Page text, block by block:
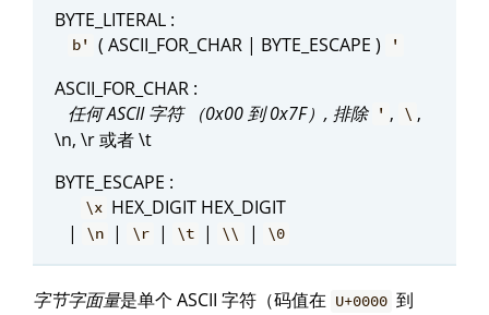
BYTE_LITERAL :
b' ( ASCII_FOR_CHAR | BYTE_ESCAPE ) '
ASCII_FOR_CHAR :
任何 ASCII 字符 （0x00 到 0x7F）, 排除
' , \ ,
\n, \r 或者 \t
BYTE_ESCAPE :
\x HEX_DIGIT HEX_DIGIT
|
\n | \r | \t | \\ | \0
字节字面量是单个 ASCII 字符（码值在 U+0000 到